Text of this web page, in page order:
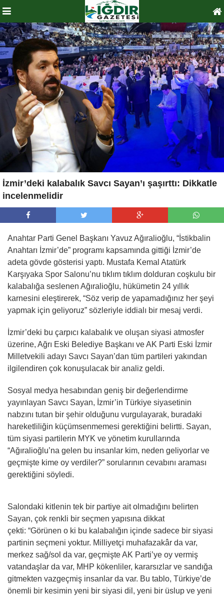
İzmir’deki kalabalık Savcı Sayan’ı şaşırttı: Dikkatle
incelenmelidir
Anahtar Parti Genel Başkanı Yavuz Ağıralioğlu, “İstikbalin
Anahtarı İzmir’de” programı kapsamında gittiği İzmir’de
adeta gövde gösterisi yaptı. Mustafa Kemal Atatürk
Karşıyaka Spor Salonu’nu tıklım tıklım dolduran coşkulu bir
kalabalığa seslenen Ağıralioğlu, hükümetin 24 yıllık
karnesini eleştirerek, “Söz verip de yapamadığınız her şeyi
yapmak için geliyoruz” sözleriyle iddialı bir mesaj verdi.
İzmir’deki bu çarpıcı kalabalık ve oluşan siyasi atmosfer
üzerine, Ağrı Eski Belediye Başkanı ve AK Parti Eski İzmir
Milletvekili adayı Savcı Sayan’dan tüm partileri yakından
ilgilendiren çok konuşulacak bir analiz geldi.
Sosyal medya hesabından geniş bir değerlendirme
yayınlayan Savcı Sayan, İzmir’in Türkiye siyasetinin
nabzını tutan bir şehir olduğunu vurgulayarak, buradaki
hareketliliğin küçümsenmemesi gerektiğini belirtti. Sayan,
tüm siyasi partilerin MYK ve yönetim kurullarında
“Ağıralioğlu’na gelen bu insanlar kim, neden geliyorlar ve
geçmişte kime oy verdiler?” sorularının cevabını araması
gerektiğini söyledi.
Salondaki kitlenin tek bir partiye ait olmadığını belirten
Sayan, çok renkli bir seçmen yapısına dikkat
çekti: “Görünen o ki bu kalabalığın içinde sadece bir siyasi
partinin seçmeni yoktur. Milliyetçi muhafazakâr da var,
merkez sağ/sol da var, geçmişte AK Parti’ye oy vermiş
vatandaşlar da var, MHP kökenliler, kararsızlar ve sandığa
gitmekten vazgeçmiş insanlar da var. Bu tablo, Türkiye’de
önemli bir kesimin yeni bir siyasi dil, yeni bir üslup ve yeni